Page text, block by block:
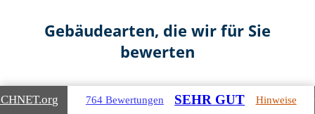
Gebäudearten, die wir für Sie
bewerten
.org 764 Bewertungen SEHR GUT Hinweise